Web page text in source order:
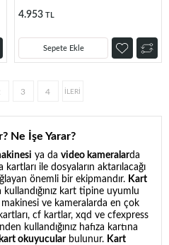
4.953 TL
Sepete Ekle
3 4
Ne İşe Yarar?
ya da video kameralarda
ile dosyaların aktarılacağı
önemli bir ekipmandır. Kart
kullandığınız kart tipine uyumlu
ve kameralarda en çok
cf kartlar, xqd ve cfexpress
kullandığınız hafıza kartına
kart okuyucularbulunur. Kart